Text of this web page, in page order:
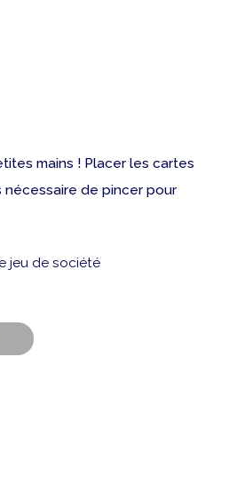
mains ! Placer les cartes
de pincer pour
jeu de société